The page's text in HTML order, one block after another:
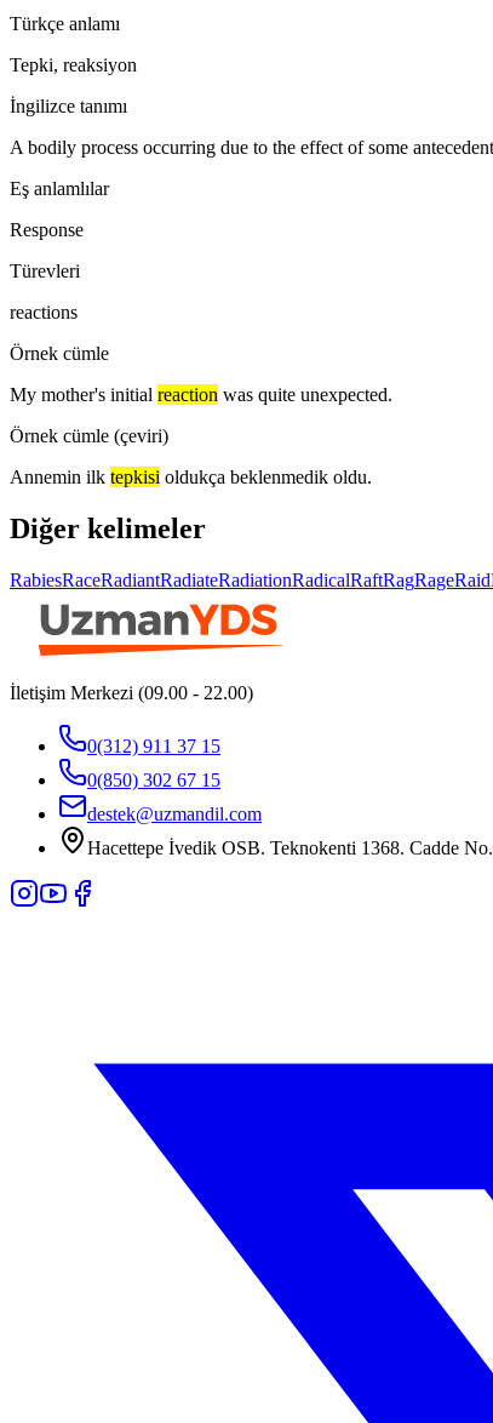
Türkçe anlamı
Tepki, reaksiyon
İngilizce tanımı
A bodily process occurring due to the effect of some
Eş anlamlılar
Response
Türevleri
reactions
Örnek cümle
My mother's initial reaction was quite unexpected.
Örnek cümle (çeviri)
Annemin ilk tepkisi oldukça beklenmedik oldu.
Diğer kelimeler
RabiesRaceRadiantRadiateRadiationRadicalRaftRagRageRaid
İletişim Merkezi (09.00 - 22.00)
0(312) 911 37 15
0(850) 302 67 15
destek@uzmandil.com
Hacettepe İvedik OSB. Teknokenti 1368. Cadde